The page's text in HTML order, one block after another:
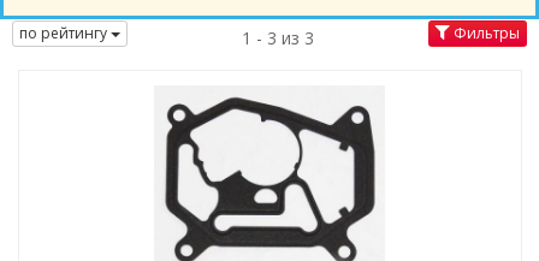
по рейтингу 1 - 3 из 3 Фильтры